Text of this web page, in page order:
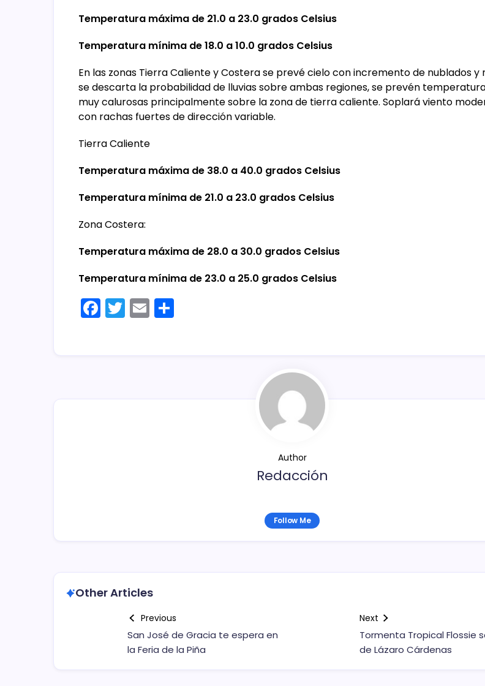
Temperatura máxima de 21.0 a 23.0 grados Celsius
Temperatura mínima de 18.0 a 10.0 grados Celsius
En las zonas Tierra Caliente y Costera se prevé cielo con incremento de nublados y
se descarta la probabilidad de lluvias sobre ambas regiones, se prevén
muy calurosas principalmente sobre la zona de tierra caliente. Soplará viento
con rachas fuertes de dirección variable.
Tierra Caliente
Temperatura máxima de 38.0 a 40.0 grados Celsius
Temperatura mínima de 21.0 a 23.0 grados Celsius
Zona Costera:
Temperatura máxima de 28.0 a 30.0 grados Celsius
Temperatura mínima de 23.0 a 25.0 grados Celsius
F
a
T
w
E
m
Author
Redacción
Follow Me
Other Articles
Previous
San José de Gracia te espera en
la Feria de la Piña
Next
Tormenta Tropical Flossie
de Lázaro Cárdenas